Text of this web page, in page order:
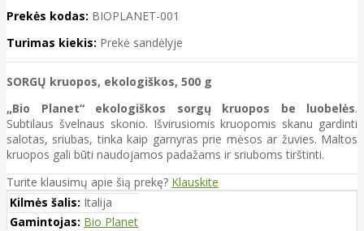
Prekės kodas: BIOPLANET-001
Turimas kiekis: Prekė sandėlyje
SORGŲ kruopos, ekologiškos, 500 g
„Bio Planet“ ekologiškos sorgų kruopos be luobelės.
Subtilaus švelnaus skonio. Išvirusiomis kruopomis skanu gardinti
salotas, sriubas, tinka kaip garnyras prie mėsos ar žuvies. Maltos
kruopos gali būti naudojamos padažams ir sriuboms tirštinti.
Turite klausimų apie šią prekę? Klauskite
Kilmės šalis: Italija
Gamintojas: Bio Planet